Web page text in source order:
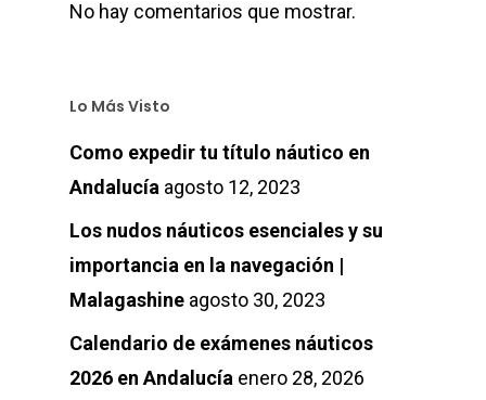
No hay comentarios que mostrar.
Lo Más Visto
Como expedir tu título náutico en
Andalucía agosto 12, 2023
Los nudos náuticos esenciales y su
importancia en la navegación |
Malagashine agosto 30, 2023
Calendario de exámenes náuticos
2026 en Andalucía enero 28, 2026